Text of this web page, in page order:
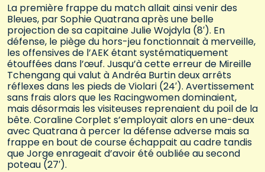
La première frappe du match allait ainsi venir des
Bleues, par Sophie Quatrana après une belle
projection de sa capitaine Julie Wojdyla (8′). En
défense, le piège du hors-jeu fonctionnait à merveille,
les offensives de l’AEK étant systématiquement
étouffées dans l’œuf. Jusqu’à cette erreur de Mireille
Tchengang qui valut à Andréa Burtin deux arrêts
réflexes dans les pieds de Violari (24′). Avertissement
sans frais alors que les Racingwomen dominaient,
mais désormais les visiteuses reprenaient du poil de la
bête. Coraline Corplet s’employait alors en une-deux
avec Quatrana à percer la défense adverse mais sa
frappe en bout de course échappait au cadre tandis
que Jorge enrageait d’avoir été oubliée au second
poteau (27′).